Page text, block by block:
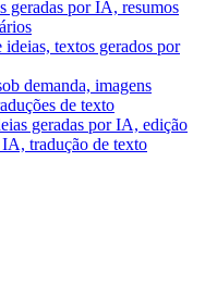
geradas por IA, resumos
textos gerados por
demanda, imagens
de texto
geradas por IA, edição
IA, tradução de texto